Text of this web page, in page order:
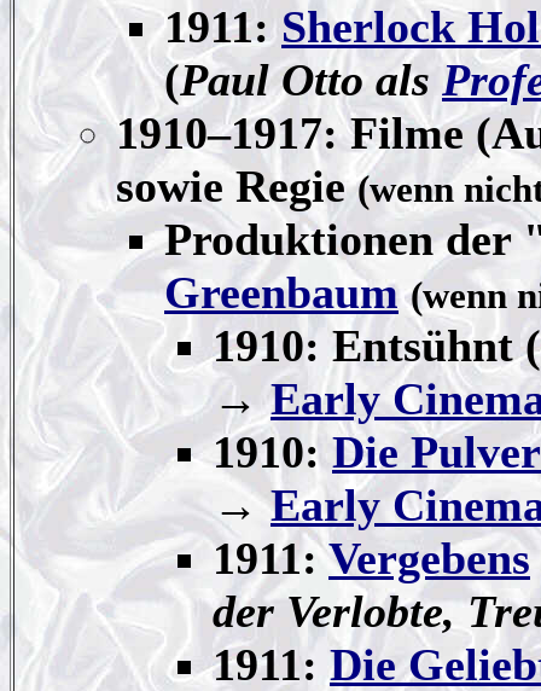
1911: Sherlock
(Paul Otto als
1910–1917: Filme
sowie Regie(wenn
Produktionen der
Greenbaum (wenn
1910: Entsühnt (
→Early
1910: Die
→Early
1911:Vergebens
der Verlobte,
1911: Die